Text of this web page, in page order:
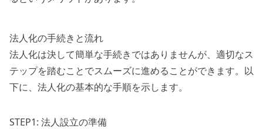
法人化の手続きと流れ
法人化は決して簡単な手続きではありませんが、適切なス
テップを踏むことでスムーズに進めることができます。以
下に、法人化の基本的な手順を示します。
STEP1: 法人設立の準備